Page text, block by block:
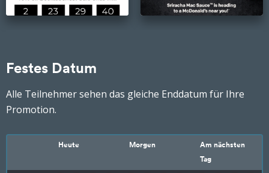
Festes Datum
Alle Teilnehmer sehen das gleiche Enddatum für Ihre
Promotion.
Heute Morgen
Am nächsten
Tag